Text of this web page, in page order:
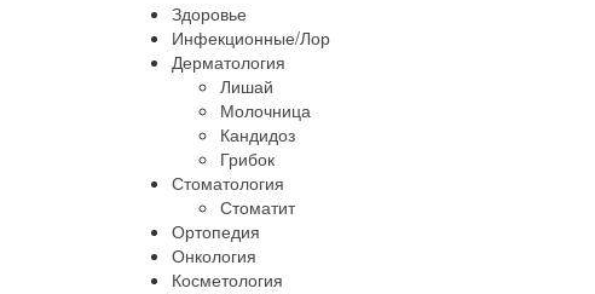
Здоровье
Инфекционные/Лор
Дерматология
Лишай
Молочница
Кандидоз
Грибок
Стоматология
Стоматит
Ортопедия
Онкология
Косметология